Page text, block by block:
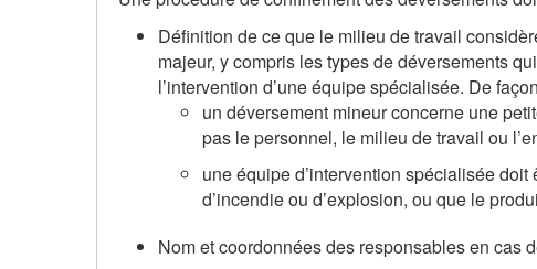
Définition de ce que le milieu de travail
majeur, y compris les types de déversements
l’intervention d’une équipe spécialisée. De
un déversement mineur concerne une
pas le personnel, le milieu de travail ou
une équipe d’intervention spécialisée
d’incendie ou d’explosion, ou que le
Nom et coordonnées des responsables en cas